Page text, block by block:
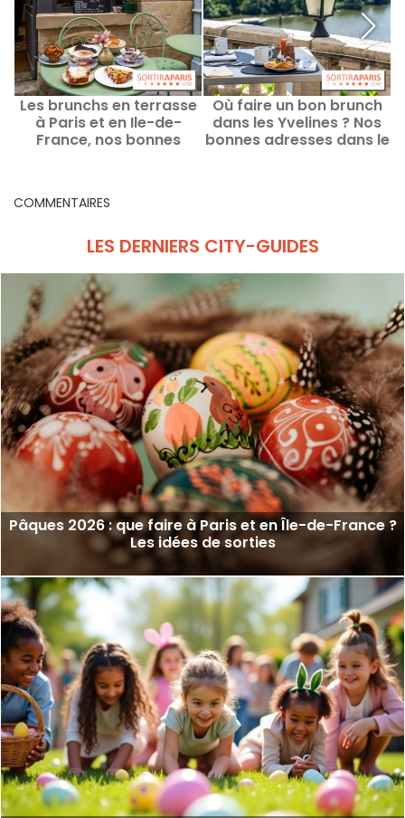
Les brunchs en terrasse
à Paris et en Ile-de-
France, nos bonnes
Où faire un bon brunch
dans les Yvelines ? Nos
bonnes adresses dans le
COMMENTAIRES
LES DERNIERS CITY-GUIDES
Pâques 2026 : que faire à Paris et en Île-de-France ?
Les idées de sorties